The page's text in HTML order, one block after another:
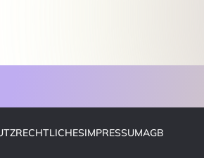
RECHTLICHESIMPRESSUMAGB